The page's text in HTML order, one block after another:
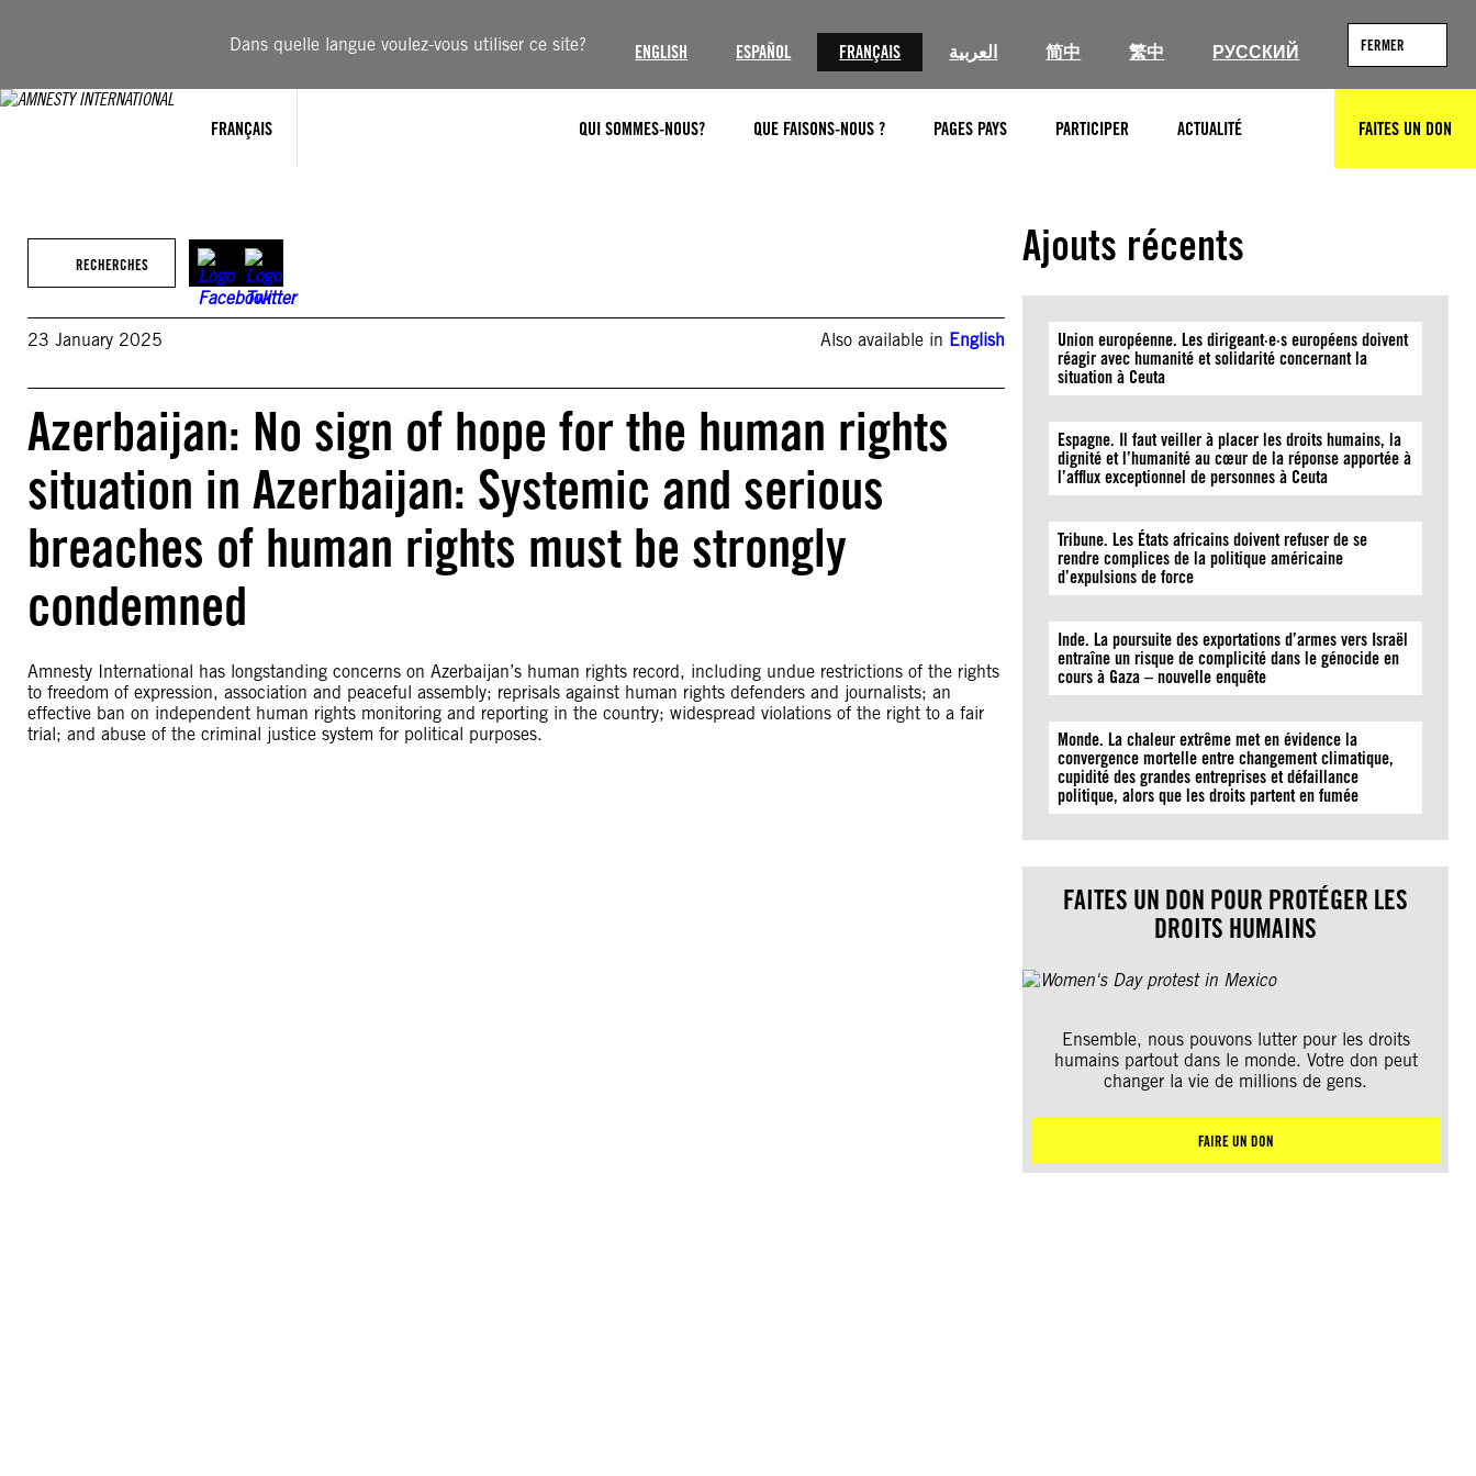
Dans quelle langue voulez-vous utiliser ce site? ENGLISH ESPAÑOL FRANÇAIS العربية 简中 繁中 РУССКИЙ FERMER
FRANÇAIS QUI SOMMES-NOUS? QUE FAISONS-NOUS ? PAGES PAYS PARTICIPER ACTUALITÉ RECHERCHERFAITES UN DON
RECHERCHES
23 January 2025 Also available in English
Azerbaijan: No sign of hope for the human rights
situation in Azerbaijan: Systemic and serious
breaches of human rights must be strongly
condemned
Amnesty International has longstanding concerns on Azerbaijan’s human rights record, including undue restrictions of the rights
to freedom of expression, association and peaceful assembly; reprisals against human rights defenders and journalists; an
effective ban on independent human rights monitoring and reporting in the country; widespread violations of the right to a fair
trial; and abuse of the criminal justice system for political purposes.
Ajouts récents
Union européenne. Les dirigeant·e·s européens doivent
réagir avec humanité et solidarité concernant la
situation à Ceuta
Espagne. Il faut veiller à placer les droits humains, la
dignité et l’humanité au cœur de la réponse apportée à
l’afflux exceptionnel de personnes à Ceuta
Tribune. Les États africains doivent refuser de se
rendre complices de la politique américaine
d’expulsions de force
Inde. La poursuite des exportations d’armes vers Israël
entraîne un risque de complicité dans le génocide en
cours à Gaza – nouvelle enquête
Monde. La chaleur extrême met en évidence la
convergence mortelle entre changement climatique,
cupidité des grandes entreprises et défaillance
politique, alors que les droits partent en fumée
FAITES UN DON POUR PROTÉGER LES
DROITS HUMAINS
Ensemble, nous pouvons lutter pour les droits
humains partout dans le monde. Votre don peut
changer la vie de millions de gens.
FAIRE UN DON